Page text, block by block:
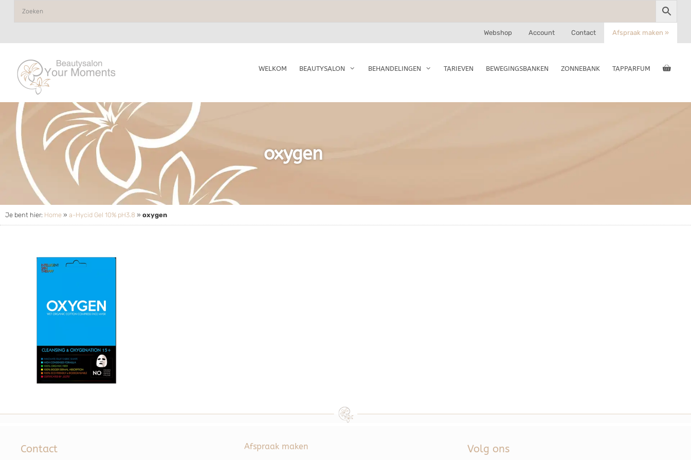
Webshop Account Contact Afspraak maken »
WELKOM BEAUTYSALON BEHANDELINGEN TARIEVEN BEWEGINGSBANKEN ZONNEBANK TAPPARFUM
oxygen
Je bent hier: Home » a-Hycid Gel 10% pH3.8 » oxygen
Contact Afspraak maken Volg ons